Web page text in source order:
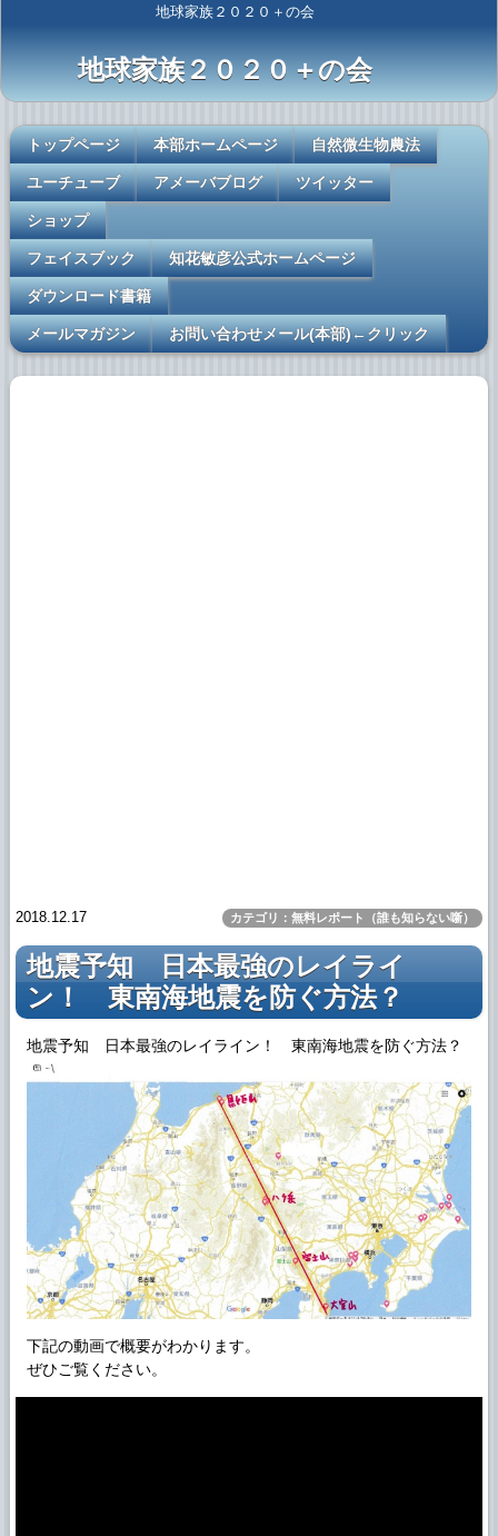
地球家族２０２０＋の会
地球家族２０２０＋の会
トップページ 本部ホームページ 自然微生物農法
ユーチューブ アメーバブログ ツイッター
ショップ
フェイスブック 知花敏彦公式ホームページ
ダウンロード書籍
メールマガジン お問い合わせメール(本部)←クリック
2018.12.17 カテゴリ：無料レポート（誰も知らない噺）
地震予知 日本最強のレイライ
ン！ 東南海地震を防ぐ方法？
地震予知 日本最強のレイライン！ 東南海地震を防ぐ方法？
下記の動画で概要がわかります。
ぜひご覧ください。